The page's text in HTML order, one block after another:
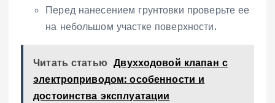
Перед нанесением грунтовки проверьте ее
на небольшом участке поверхности.
Читать статью Двухходовой клапан с
электроприводом: особенности и
достоинства эксплуатации